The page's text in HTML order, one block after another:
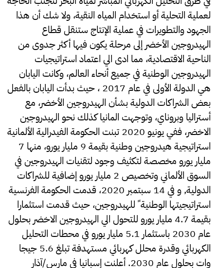
لعملية التحلية أو استخدام المياه النقية، ولا شك أن هذا
الجهود والتطويرات في عملية الإنتاج ستنقل قطاع
الهيدروجين الأخضر إلى مرحلة يكون فيها أكثر جدوى من
الناحية الاقتصادية، مما ادى الي اعتماد استراتيجيات
الهيدروجين الوطنية في جميع أنحاء العالم، وكانت اليابان
هي الدولة الأولى في عام 2017 ، حيث بدأت اليابان بالفعل
بعض الشراكات الدولية بشأن الهيدروجين الأخضر، مع
أستراليا وبروناي، وتوجهت المانيا كذلك نحو الهيدروجين
الاخضر، ففي يونيو 2020 تبنت الحكومة الفيدرالية الألمانية
استراتيجية هيدروجين وطنية بقيمة 9 مليار يورو، منها 7
مليار يورو مخصصة لتكثيف وجود لتقنيات الهيدروجين في
السوق الألماني وتخصيص 2 مليار يورو إضافية للشراكات
الدولية, و في 14 سبتمبر 2020، قدمت الحكومة الفرنسية
استراتيجيتها الوطنية ً للهيدروجين، حيث قدمت استثمارا
بقيمة 4.7 مليار يورو للتحول الي الهيدروجين الاخضر بحلول
عام 2030 باستثمار 5.1 مليار يورو في محطات التحليل
الكهربائي وقدرة محلل كهربائي مستهدفة تبلغ 5.6 جيجا
وات بحلول عام 2030. أعلنت إسبانيا في مارس/آذار